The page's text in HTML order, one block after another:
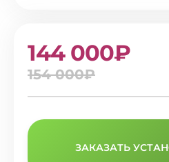
144 000₽
154 000₽
ЗАКАЗАТЬ